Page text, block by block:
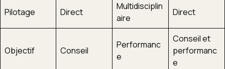
Pilotage Direct
Multidisciplin
aire
Direct
Objectif Conseil
Performanc
e
Conseil et
performanc
e